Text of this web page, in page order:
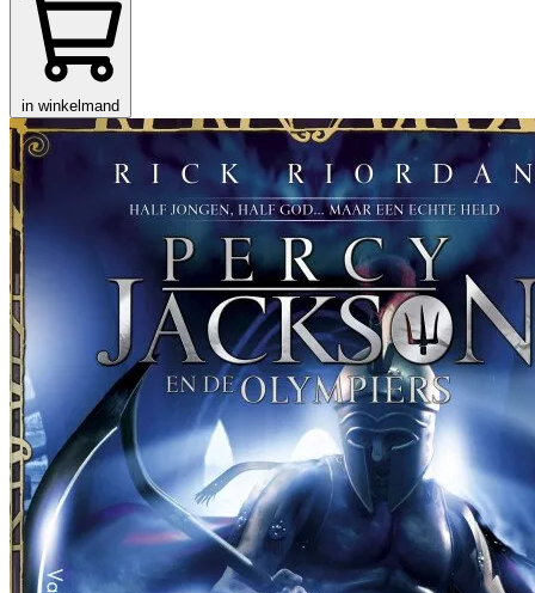
in winkelmand